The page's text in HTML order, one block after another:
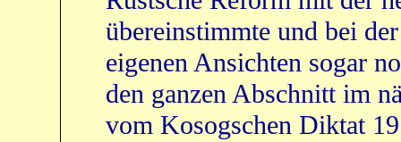
übereinstimmte und bei
eigenen Ansichten sogar
den ganzen Abschnitt im
vom Kosogschen Diktat